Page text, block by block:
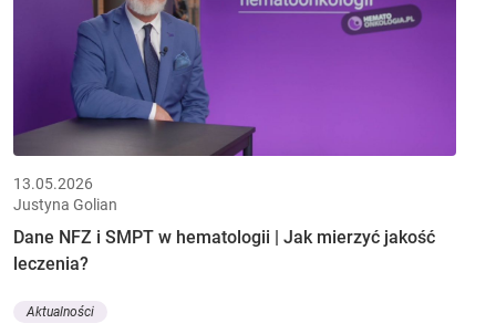
13.05.2026
Justyna Golian
Dane NFZ i SMPT w hematologii | Jak mierzyć jakość
leczenia?
Aktualności